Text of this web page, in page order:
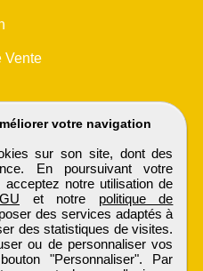
votre navigation
sur son site, dont des
En poursuivant votre
notre utilisation de
et notre politique de
des services adaptés à
des statistiques de visites.
ou de personnaliser vos
"Personnaliser". Par
Vente